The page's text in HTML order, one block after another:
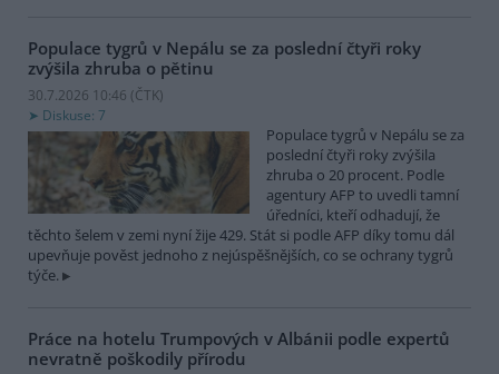
Populace tygrů v Nepálu se za poslední čtyři roky
zvýšila zhruba o pětinu
30.7.2026 10:46 (ČTK)
Diskuse: 7
Populace tygrů v Nepálu se za
poslední čtyři roky zvýšila
zhruba o 20 procent. Podle
agentury AFP to uvedli tamní
úředníci, kteří odhadují, že
těchto šelem v zemi nyní žije 429. Stát si podle AFP díky tomu dál
upevňuje pověst jednoho z nejúspěšnějších, co se ochrany tygrů
týče.
Práce na hotelu Trumpových v Albánii podle expertů
nevratně poškodily přírodu